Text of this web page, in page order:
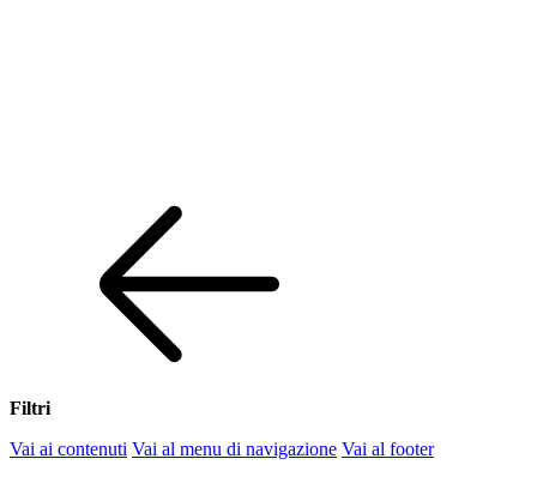
Filtri
Vai ai contenuti Vai al menu di navigazione Vai al footer